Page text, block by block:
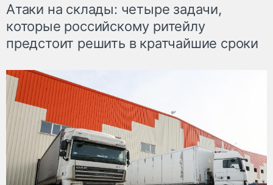
Атаки на склады: четыре задачи,
которые российскому ритейлу
предстоит решить в кратчайшие сроки